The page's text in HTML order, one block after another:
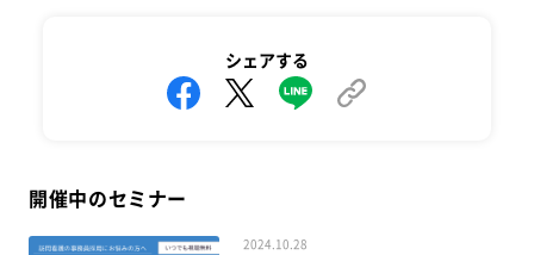
シェアする
開催中のセミナー
2024.10.28